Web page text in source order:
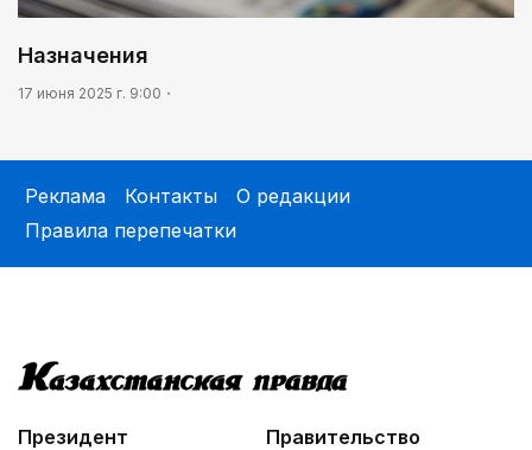
Назначения
17 июня 2025 г. 9:00
Реклама Контакты
О редакции
Правила перепечатки
Президент
Правительство